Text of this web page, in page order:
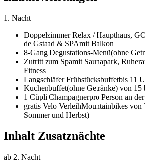
1. Nacht
Doppelzimmer Relax / Haupthaus,
de Gstaad & SPAmit Balkon
8-Gang Degustations-Menü(ohne
Zutritt zum Spamit Saunapark,
Fitness
Langschläfer Frühstücksbuffetbis 11
Kuchenbuffet(ohne Getränke) von 15
1 Cüpli Champagnerpro Person an
gratis Velo VerleihMountainbikes von
Sommer und Herbst)
Inhalt Zusatznächte
ab 2. Nacht